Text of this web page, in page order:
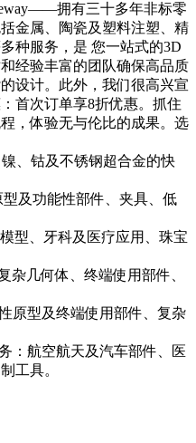
拥有三十多年非标零
金属、陶瓷及塑料注塑、精
种服务，是 您一站式的3D
经验丰富的团队确保高品质
设计。此外，我们很高兴宣
首次订单享8折优惠。抓住
，体验无与伦比的成果。选
镍、钴及不锈钢超合金的快
型及功能性部件、夹具、低
型、牙科及医疗应用、珠宝
杂几何体、终端使用部件、
原型及终端使用部件、复杂
： 航空航天及汽车部件、医
工具。